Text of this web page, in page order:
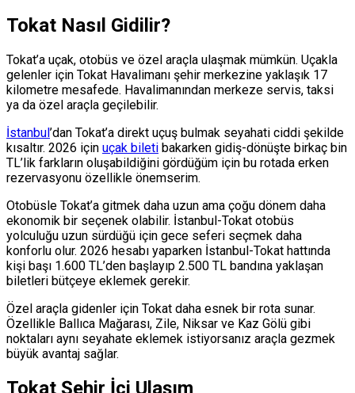
Tokat Nasıl Gidilir?
Tokat’a uçak, otobüs ve özel araçla ulaşmak mümkün. Uçakla
gelenler için Tokat Havalimanı şehir merkezine yaklaşık 17
kilometre mesafede. Havalimanından merkeze servis, taksi
ya da özel araçla geçilebilir.
İstanbul’dan Tokat’a direkt uçuş bulmak seyahati ciddi şekilde
kısaltır. 2026 için uçak bileti bakarken gidiş-dönüşte birkaç bin
TL’lik farkların oluşabildiğini gördüğüm için bu rotada erken
rezervasyonu özellikle önemserim.
Otobüsle Tokat’a gitmek daha uzun ama çoğu dönem daha
ekonomik bir seçenek olabilir. İstanbul-Tokat otobüs
yolculuğu uzun sürdüğü için gece seferi seçmek daha
konforlu olur. 2026 hesabı yaparken İstanbul-Tokat hattında
kişi başı 1.600 TL’den başlayıp 2.500 TL bandına yaklaşan
biletleri bütçeye eklemek gerekir.
Özel araçla gidenler için Tokat daha esnek bir rota sunar.
Özellikle Ballıca Mağarası, Zile, Niksar ve Kaz Gölü gibi
noktaları aynı seyahate eklemek istiyorsanız araçla gezmek
büyük avantaj sağlar.
Tokat Şehir İçi Ulaşım